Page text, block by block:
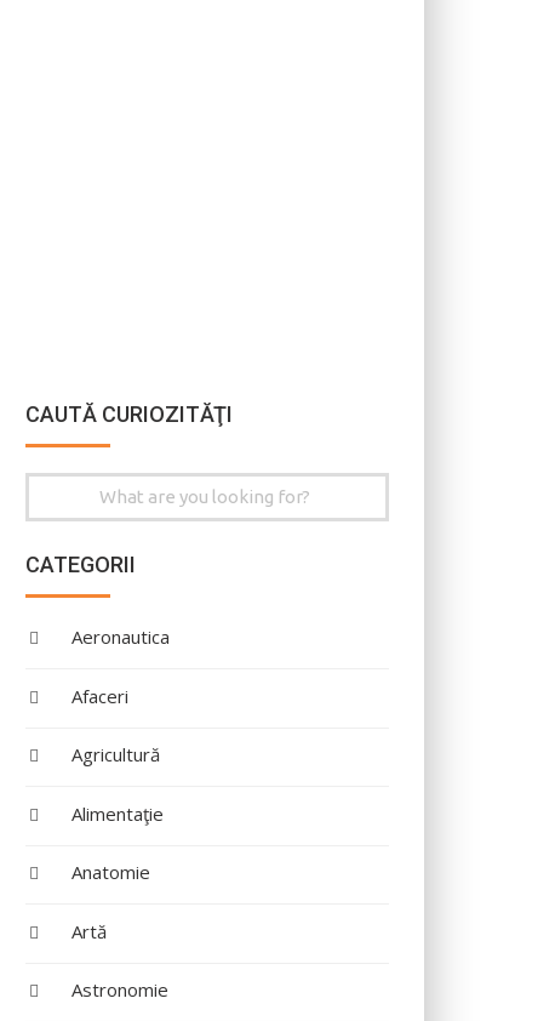
CAUTĂ CURIOZITĂŢI
Search
CATEGORII
Aeronautica
Afaceri
Agricultură
Alimentaţie
Anatomie
Artă
Astronomie